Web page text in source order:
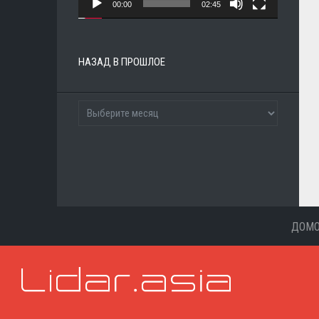
00:00 02:45
НАЗАД В ПРОШЛОЕ